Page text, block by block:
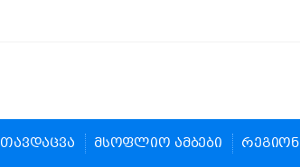
თავდაცვა მსოფლიო ამბები